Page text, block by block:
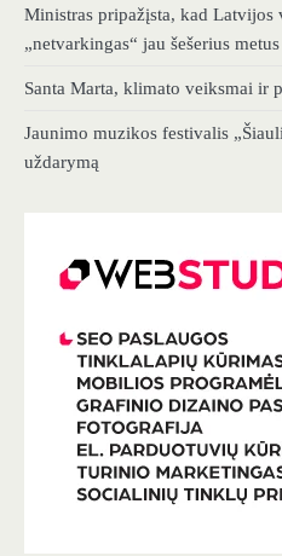
Ministras pripažįsta, kad Latvijos
„netvarkingas“ jau šešerius metus
Santa Marta, klimato veiksmai ir
Jaunimo muzikos festivalis
uždarymą